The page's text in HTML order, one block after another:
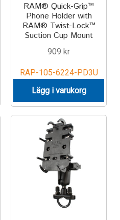
RAM® Quick-Grip™
Phone Holder with
RAM® Twist-Lock™
Suction Cup Mount
909 kr
RAP-105-6224-PD3U
Lägg i varukorg